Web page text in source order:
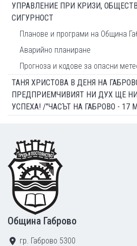
УПРАВЛЕНИЕ ПРИ КРИЗИ,
СИГУРНОСТ
Планове и програми на Община
Аварийно планиране
Прогноза и кодове за опасни
ТАНЯ ХРИСТОВА В ДЕНЯ НА
ПРЕДПРИЕМЧИВИЯТ НИ ДУХ ЩЕ
УСПЕХА! /"ЧАСЪТ НА ГАБРОВО - 17
Footer
Община Габрово
гр. Габрово 5300